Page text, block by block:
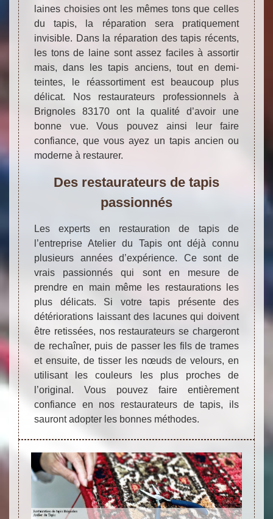
laines choisies ont les mêmes tons que celles
du tapis, la réparation sera pratiquement
invisible. Dans la réparation des tapis récents,
les tons de laine sont assez faciles à assortir
mais, dans les tapis anciens, tout en demi-
teintes, le réassortiment est beaucoup plus
délicat. Nos restaurateurs professionnels à
Brignoles 83170 ont la qualité d’avoir une
bonne vue. Vous pouvez ainsi leur faire
confiance, que vous ayez un tapis ancien ou
moderne à restaurer.
Des restaurateurs de tapis
passionnés
Les experts en restauration de tapis de
l’entreprise Atelier du Tapis ont déjà connu
plusieurs années d’expérience. Ce sont de
vrais passionnés qui sont en mesure de
prendre en main même les restaurations les
plus délicats. Si votre tapis présente des
détériorations laissant des lacunes qui doivent
être retissées, nos restaurateurs se chargeront
de rechaîner, puis de passer les fils de trames
et ensuite, de tisser les nœuds de velours, en
utilisant les couleurs les plus proches de
l’original. Vous pouvez faire entièrement
confiance en nos restaurateurs de tapis, ils
sauront adopter les bonnes méthodes.